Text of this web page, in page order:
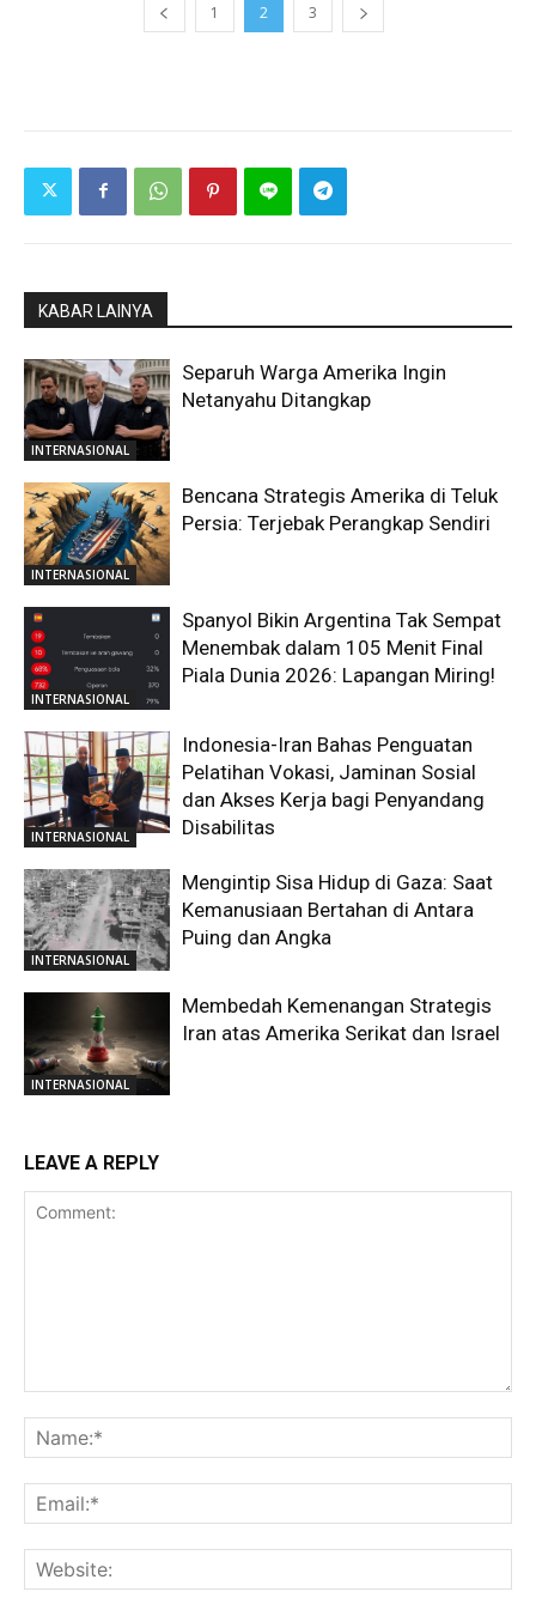
1 2 3
KABAR LAINYA
INTERNASIONAL
Separuh Warga Amerika Ingin
Netanyahu Ditangkap
INTERNASIONAL
Bencana Strategis Amerika di Teluk
Persia: Terjebak Perangkap Sendiri
INTERNASIONAL
Spanyol Bikin Argentina Tak Sempat
Menembak dalam 105 Menit Final
Piala Dunia 2026: Lapangan Miring!
INTERNASIONAL
Indonesia-Iran Bahas Penguatan
Pelatihan Vokasi, Jaminan Sosial
dan Akses Kerja bagi Penyandang
Disabilitas
INTERNASIONAL
Mengintip Sisa Hidup di Gaza: Saat
Kemanusiaan Bertahan di Antara
Puing dan Angka
INTERNASIONAL
Membedah Kemenangan Strategis
Iran atas Amerika Serikat dan Israel
LEAVE A REPLY